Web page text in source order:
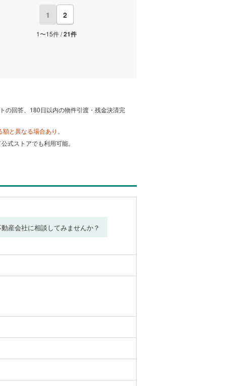
1 2
1〜15件 /21件
の回答、180日以内の物件引渡・残金決済完
と異なる場合あり。
式ストアでも利用可能。
産会社に相談してみませんか？